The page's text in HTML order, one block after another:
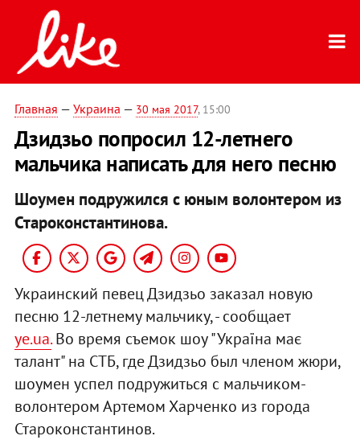
Главная — Украина — 30 мая 2017, 15:00
Дзидзьо попросил 12-летнего
мальчика написать для него песню
Шоумен подружился с юным волонтером из
Староконстантинова.
Украинский певец Дзидзьо заказал новую
песню 12-летнему мальчику, - сообщает
ye.ua.Во время съемок шоу "Україна має
талант" на СТБ, где Дзидзьо был членом жюри,
шоумен успел подружиться с мальчиком-
волонтером Артемом Харченко из города
Староконстантинов.